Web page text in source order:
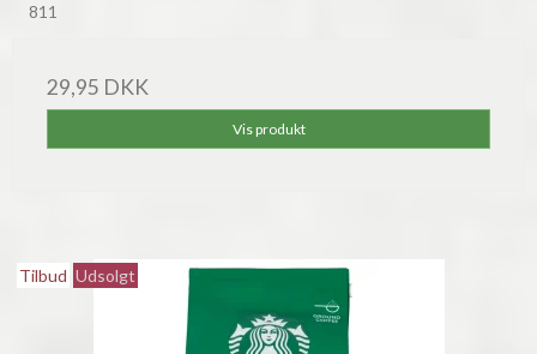
811
29,95 DKK
Vis produkt
Tilbud Udsolgt